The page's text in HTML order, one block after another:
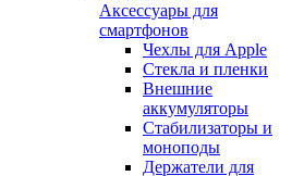
Аксессуары для
смартфонов
Чехлы для Apple
Стекла и пленки
Внешние
аккумуляторы
Стабилизаторы и
моноподы
Держатели для